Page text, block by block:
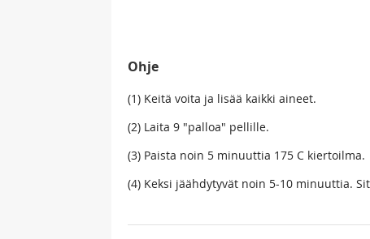
Ohje
(1) Keitä voita ja lisää kaikki aineet.
(2) Laita 9 "palloa" pellille.
(3) Paista noin 5 minuuttia 175 C kiertoilma.
(4) Keksi jäähdytyvät noin 5-10 minuuttia.